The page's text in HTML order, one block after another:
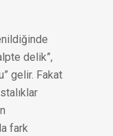
delik”,
gelir. Fakat
fark